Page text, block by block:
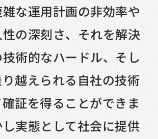
な運用計画の非効率や
の深刻さ、それを解決
術的なハードル、そし
越えられる自社の技術
証を得ることができま
実態として社会に提供